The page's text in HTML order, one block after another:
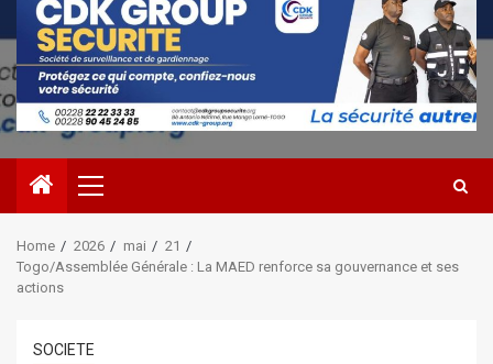
Primary
Menu
Home 2026 mai
21
Togo/Assemblée Générale : La MAED renforce sa gouvernance et ses
actions
SOCIETE